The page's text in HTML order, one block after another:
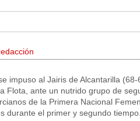
impuso al Jairis de Alcantarilla
Flota, ante un nutrido grupo de
de la Primera Nacional
durante el primer y segundo